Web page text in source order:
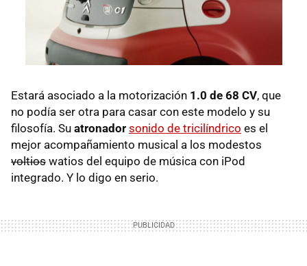
Estará asociado a la motorización 1.0 de 68 CV, que
no podía ser otra para casar con este modelo y su
filosofía. Su atronador sonido de tricilíndrico es el
mejor acompañamiento musical a los modestos
voltios watios del equipo de música con iPod
integrado. Y lo digo en serio.